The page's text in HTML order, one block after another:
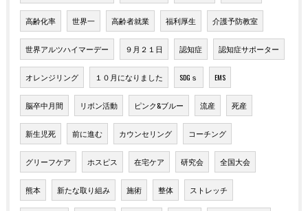
高齢化率 世界一 高齢者就業 福利厚生 介護予防教室
世界アルツハイマーデー ９月２１日 認知症 認知症サポーター
オレンジリング １０月になりました SDGｓ EMS
脳卒中月間 リボン活動 ピンク&ブルー 流産 死産
新生児死 前に進む カウンセリング コーチング
グリーフケア ホスピス 在宅ケア 研究会 全国大会
熊本 新たな取り組み 施術 整体 ストレッチ